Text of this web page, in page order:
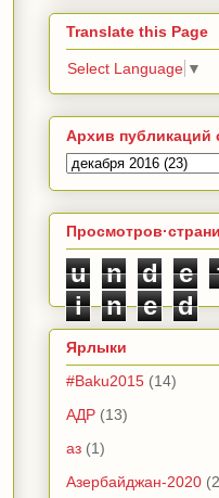
Translate this Page
Select Language ▼
Архив публикаций
u n d e
i
n e d
Ярлыки
#Baku2015 (14)
АДР (13)
аз (1)
Азербайджан-2020